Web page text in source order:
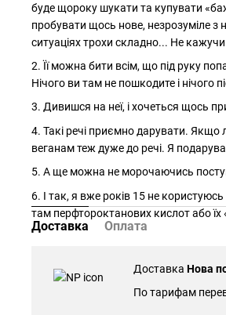
буде щороку шукати та купувати
пробувати щось нове, незрозуміле
ситуаціях трохи складно... Не
2. Її можна бити всім, що під руку
Нічого ви там не пошкодите і нічого
3. Дивишся на неї, і хочеться щось
4. Такі речі приємно дарувати. Якщо
веганам теж дуже до речі. Я
5. А ще можна не морочаючись
6. І так, я вже років 15 не
там перфтороктанових кислот або їх
Доставка Оплата
Доставка Нова
По тарифам